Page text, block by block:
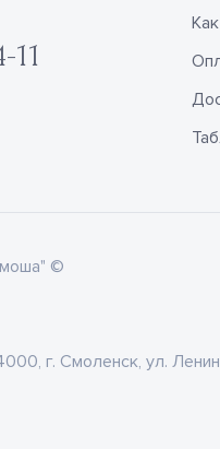
11
©
г. Смоленск, ул.